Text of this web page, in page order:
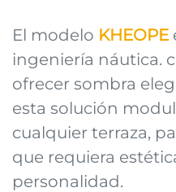
El modelo KHEOPE
ingeniería náutica.
ofrecer sombra
esta solución
cualquier terraza,
que requiera
personalidad.